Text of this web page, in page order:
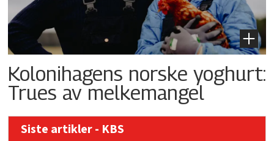
Kolonihagens norske yoghurt:
Trues av melkemangel
Siste artikler - KBS